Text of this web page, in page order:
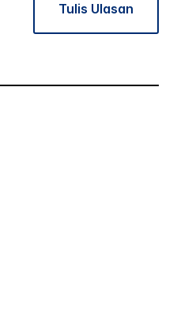
Tulis Ulasan